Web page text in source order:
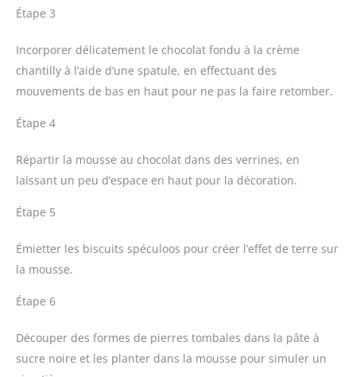
Étape 3
Incorporer délicatement le chocolat fondu à la crème
chantilly à l’aide d’une spatule, en effectuant des
mouvements de bas en haut pour ne pas la faire retomber.
Étape 4
Répartir la mousse au chocolat dans des verrines, en
laissant un peu d’espace en haut pour la décoration.
Étape 5
Émietter les biscuits spéculoos pour créer l’effet de terre sur
la mousse.
Étape 6
Découper des formes de pierres tombales dans la pâte à
sucre noire et les planter dans la mousse pour simuler un